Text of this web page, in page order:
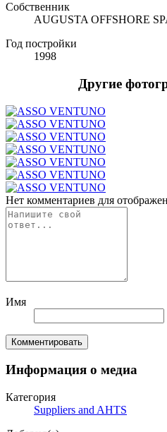
Собственник
AUGUSTA OFFSHORE
Год постройки
1998
Другие
Нет комментариев для
Имя
Комментировать
Информация о медиа
Категория
Suppliers and AHTS